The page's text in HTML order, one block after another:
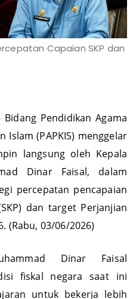
Capaian SKP dan
Pendidikan Agama
Islam (PAPKIS) menggelar
langsung oleh Kepala
Dinar Faisal, dalam
percepatan pencapaian
dan target Perjanjian
(Rabu, 03/06/2026)
Dinar Faisal
fiskal negara saat ini